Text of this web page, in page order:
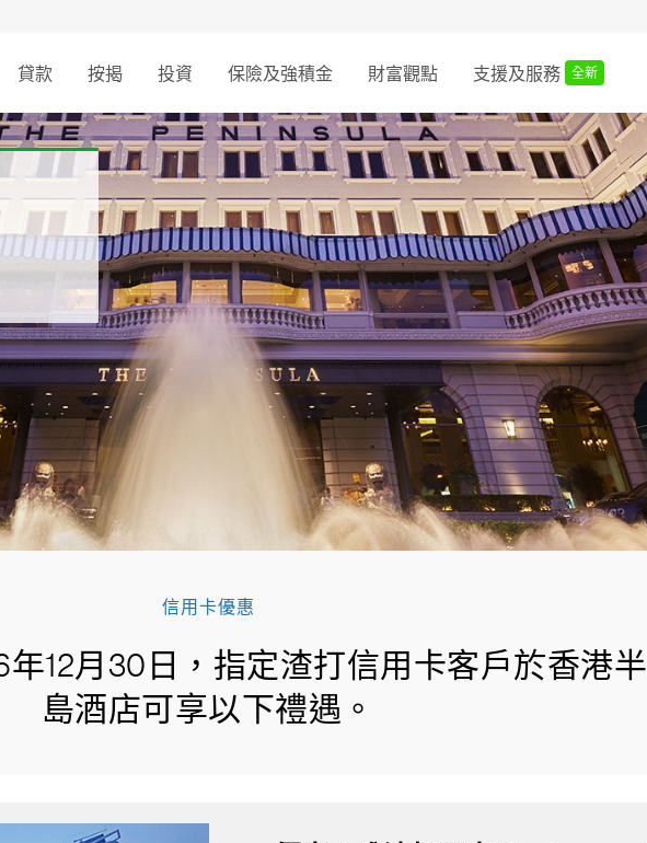
貸款 按揭 投資 保險及強積金 財富觀點 支援及服務 全新
信用卡優惠
12月30日，指定渣打信用卡客戶於香港半
島酒店可享以下禮遇。